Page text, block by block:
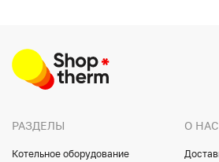
РАЗДЕЛЫ
Котельное оборудование
О НАС